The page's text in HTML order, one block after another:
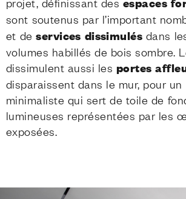
sont soutenus par l’important
et deservices dissimulés dans
volumes habillés de bois sombre.
dissimulent aussi les portes
disparaissent dans le mur, pour un
minimaliste qui sert de toile de
lumineuses représentées par les
exposées.